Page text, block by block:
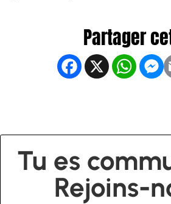
Facebook
X
Tu es
Rejoins-